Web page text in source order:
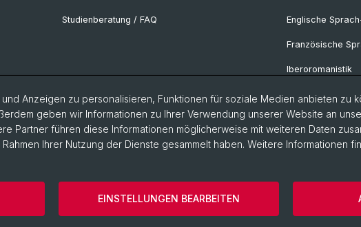
Studienberatung / FAQ Englische
Französische
Iberoromanistik
Italianistik
Nordistik
Osteuropa-
Philosophisch-Historische Fakultät Home
Anzeigen zu personalisieren, Funktionen für soziale Medien anbieten zu
geben wir Informationen zu Ihrer Verwendung unserer Website an
Partner führen diese Informationen möglicherweise mit weiteren Daten
Ihrer Nutzung der Dienste gesammelt haben. Weitere Informationen
EINSTELLUNGEN BEARBEITEN